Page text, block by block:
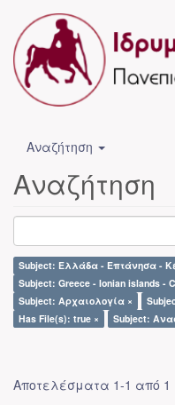
Αναζήτηση
Αναζήτηση
Subject: Ελλάδα - Επτάνησα -
Subject: Greece - Ionian islands -
Subject: Αρχαιολογία ×
Has File(s): true ×
Subject:
Αποτελέσματα 1-1 από 1